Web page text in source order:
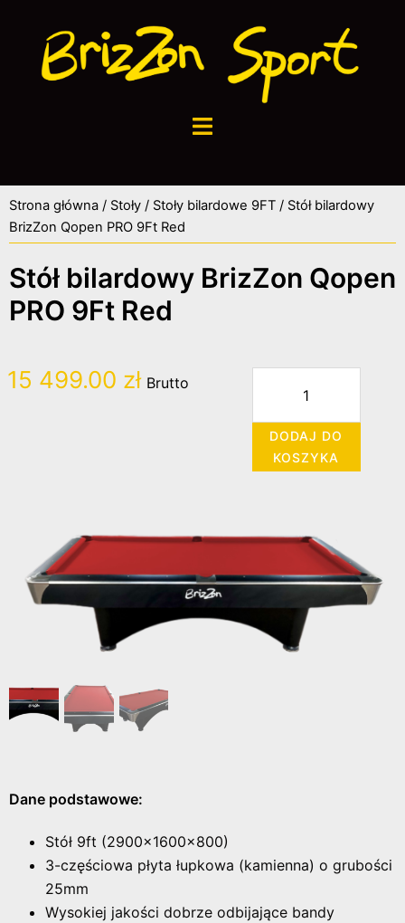
Strona główna / Stoły / Stoły bilardowe 9FT / Stół bilardowy
BrizZon Qopen PRO 9Ft Red
Stół bilardowy BrizZon Qopen
PRO 9Ft Red
15 499.00 zł Brutto
DODAJ DO
KOSZYKA
Dane podstawowe:
Stół 9ft (2900x1600x800)
3-częściowa płyta łupkowa (kamienna) o grubości
25mm
Wysokiej jakości dobrze odbijające bandy